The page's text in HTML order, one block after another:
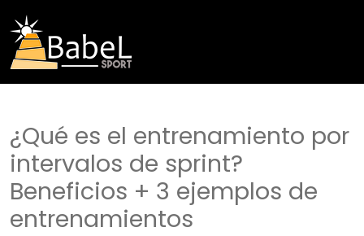
¿Qué es el entrenamiento por
intervalos de sprint?
Beneficios + 3 ejemplos de
entrenamientos